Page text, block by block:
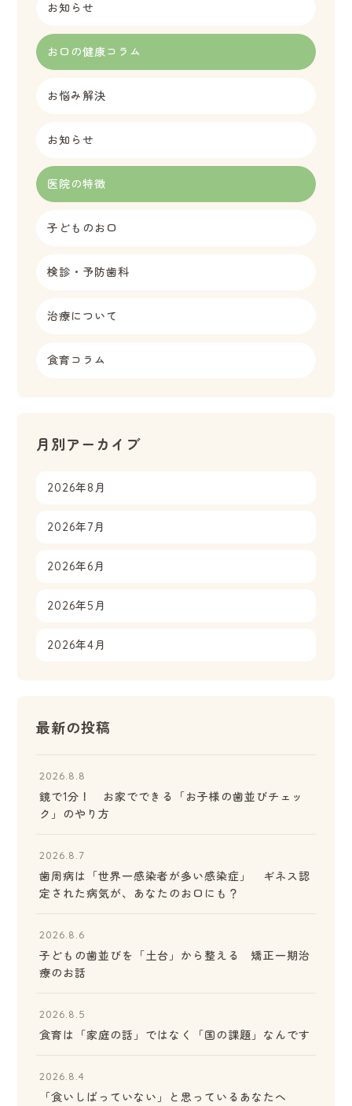
お知らせ
お口の健康コラム
お悩み解決
お知らせ
医院の特徴
子どものお口
検診・予防歯科
治療について
食育コラム
月別アーカイブ
2026年8月
2026年7月
2026年6月
2026年5月
2026年4月
最新の投稿
2026.8.8
鏡で1分！ お家でできる「お子様の歯並びチェッ
ク」のやり方
2026.8.7
歯周病は「世界一感染者が多い感染症」 ギネス認
定された病気が、あなたのお口にも？
2026.8.6
子どもの歯並びを「土台」から整える 矯正一期治
療のお話
2026.8.5
食育は「家庭の話」ではなく「国の課題」なんです
2026.8.4
「食いしばっていない」と思っているあなたへ